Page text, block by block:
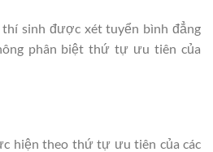
sinh được xét tuyển bình đẳng
phân biệt thứ tự ưu tiên của
hiện theo thứ tự ưu tiên của các